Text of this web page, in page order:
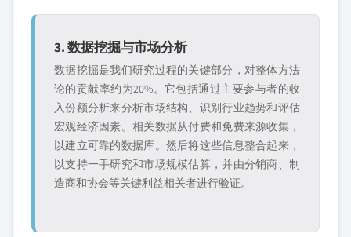
3. 数据挖掘与市场分析
数据挖掘是我们研究过程的关键部分，对整体方法
论的贡献率约为20%。它包括通过主要参与者的收
入份额分析来分析市场结构、识别行业趋势和评估
宏观经济因素。相关数据从付费和免费来源收集，
以建立可靠的数据库。然后将这些信息整合起来，
以支持一手研究和市场规模估算，并由分销商、制
造商和协会等关键利益相关者进行验证。